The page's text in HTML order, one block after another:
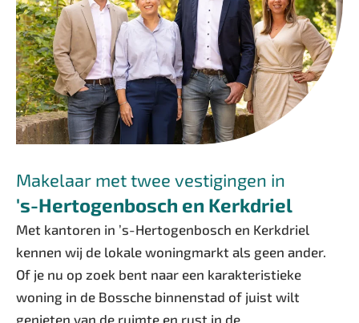
Makelaar met twee vestigingen in
's-Hertogenbosch en Kerkdriel
Met kantoren in ’s-Hertogenbosch en Kerkdriel
kennen wij de lokale woningmarkt als geen ander.
Of je nu op zoek bent naar een karakteristieke
woning in de Bossche binnenstad of juist wilt
genieten van de ruimte en rust in de